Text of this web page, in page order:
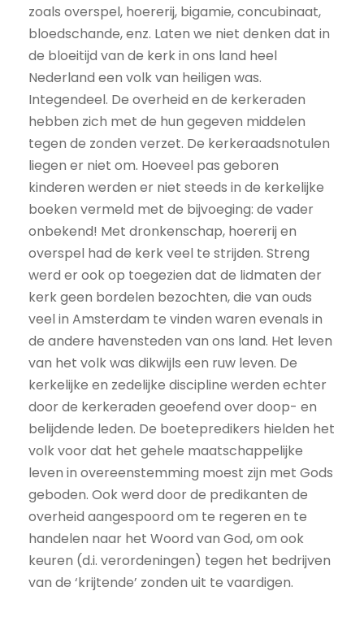
zoals overspel, hoererij, bigamie, concubinaat,
bloedschande, enz. Laten we niet denken dat in
de bloeitijd van de kerk in ons land heel
Nederland een volk van heiligen was.
Integendeel. De overheid en de kerkeraden
hebben zich met de hun gegeven middelen
tegen de zonden verzet. De kerkeraadsnotulen
liegen er niet om. Hoeveel pas geboren
kinderen werden er niet steeds in de kerkelijke
boeken vermeld met de bijvoeging: de vader
onbekend! Met dronkenschap, hoererij en
overspel had de kerk veel te strijden. Streng
werd er ook op toegezien dat de lidmaten der
kerk geen bordelen bezochten, die van ouds
veel in Amsterdam te vinden waren evenals in
de andere havensteden van ons land. Het leven
van het volk was dikwijls een ruw leven. De
kerkelijke en zedelijke discipline werden echter
door de kerkeraden geoefend over doop- en
belijdende leden. De boetepredikers hielden het
volk voor dat het gehele maatschappelijke
leven in overeenstemming moest zijn met Gods
geboden. Ook werd door de predikanten de
overheid aangespoord om te regeren en te
handelen naar het Woord van God, om ook
keuren (d.i. verordeningen) tegen het bedrijven
van de ‘krijtende’ zonden uit te vaardigen.